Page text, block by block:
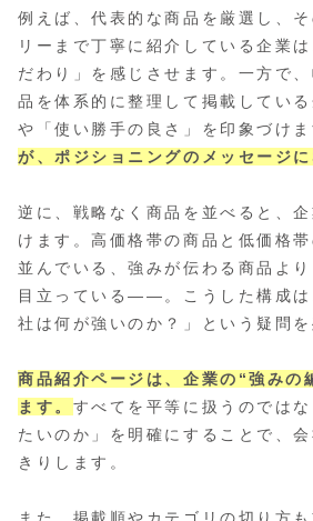
例えば、代表的な商品を厳選し、
リーまで丁寧に紹介している企業
だわり」を感じさせます。一方で
品を体系的に整理して掲載している
や「使い勝手の良さ」を印象づけ
が、ポジショニングのメッセージ
逆に、戦略なく商品を並べると、
けます。高価格帯の商品と低価格
並んでいる、強みが伝わる商品よ
目立っている——。こうした構成は
社は何が強いのか？」という疑問を
商品紹介ページは、企業の“強みの
ます。 すべてを平等に扱うのでは
たいのか」を明確にすることで、
きりします。